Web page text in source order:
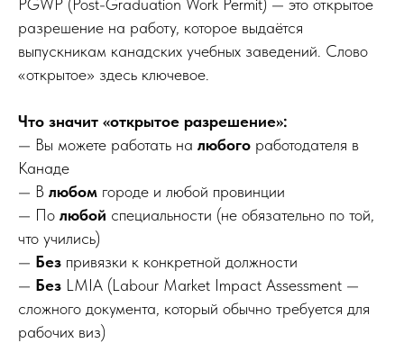
PGWP (Post-Graduation Work Permit) — это открытое
разрешение на работу, которое выдаётся
выпускникам канадских учебных заведений. Слово
«открытое» здесь ключевое.
Что значит «открытое разрешение»:
— Вы можете работать на любого работодателя в
Канаде
— В любом городе и любой провинции
— По любой специальности (не обязательно по той,
что учились)
— Без привязки к конкретной должности
— Без LMIA (Labour Market Impact Assessment —
сложного документа, который обычно требуется для
рабочих виз)